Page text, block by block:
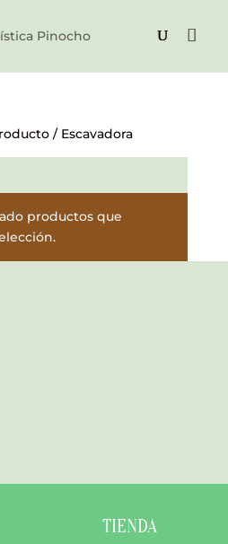
/ Escavadora
productos que
TIENDA